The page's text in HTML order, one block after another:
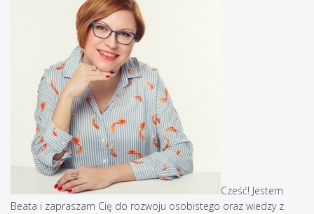
Cześć! Jestem
Beata i zapraszam Cię do rozwoju osobistego oraz wiedzy z